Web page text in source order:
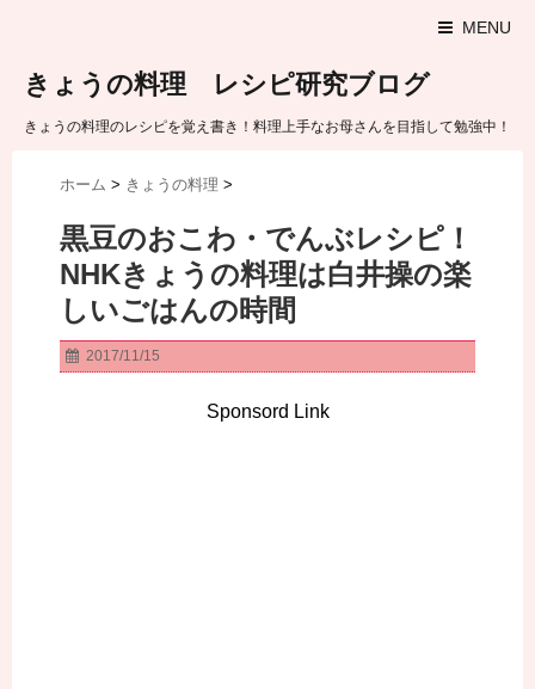
MENU
きょうの料理 レシピ研究ブログ
きょうの料理のレシピを覚え書き！料理上手なお母さんを目指して勉強中！
ホーム > きょうの料理 >
黒豆のおこわ・でんぶレシピ！
NHKきょうの料理は白井操の楽
しいごはんの時間
2017/11/15
Sponsord Link